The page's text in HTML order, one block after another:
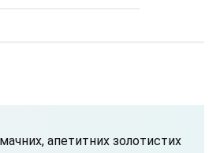
апетитних золотистих